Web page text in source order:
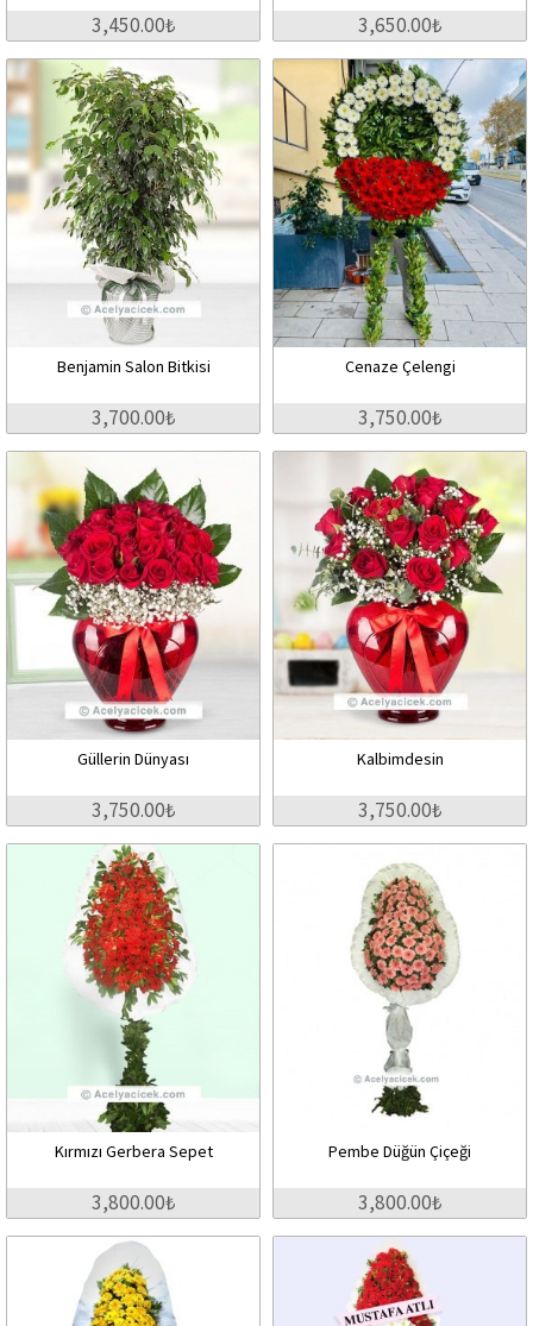
3,450.00₺ 3,650.00₺
Benjamin Salon Bitkisi
3,700.00₺
Cenaze Çelengi
3,750.00₺
Güllerin Dünyası
3,750.00₺
Kalbimdesin
3,750.00₺
Kırmızı Gerbera Sepet
3,800.00₺
Pembe Düğün Çiçeği
3,800.00₺